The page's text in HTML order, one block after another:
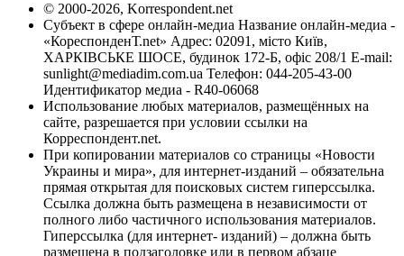
© 2000-2026, Korrespondent.net
Субъект в сфере онлайн-медиа Название онлайн-медиа -
«КореспонденТ.net» Адрес: 02091, місто Київ,
ХАРКІВСЬКЕ ШОСЕ, будинок 172-Б, офіс 208/1 E-mail:
sunlight@mediadim.com.ua Телефон: 044-205-43-00
Идентификатор медиа - R40-06068
Использование любых материалов, размещённых на
сайте, разрешается при условии ссылки на
Корреспондент.net.
При копировании материалов со страницы «Новости
Украины и мира», для интернет-изданий – обязательна
прямая открытая для поисковых систем гиперссылка.
Ссылка должна быть размещена в независимости от
полного либо частичного использования материалов.
Гиперссылка (для интернет- изданий) – должна быть
размещена в подзаголовке или в первом абзаце